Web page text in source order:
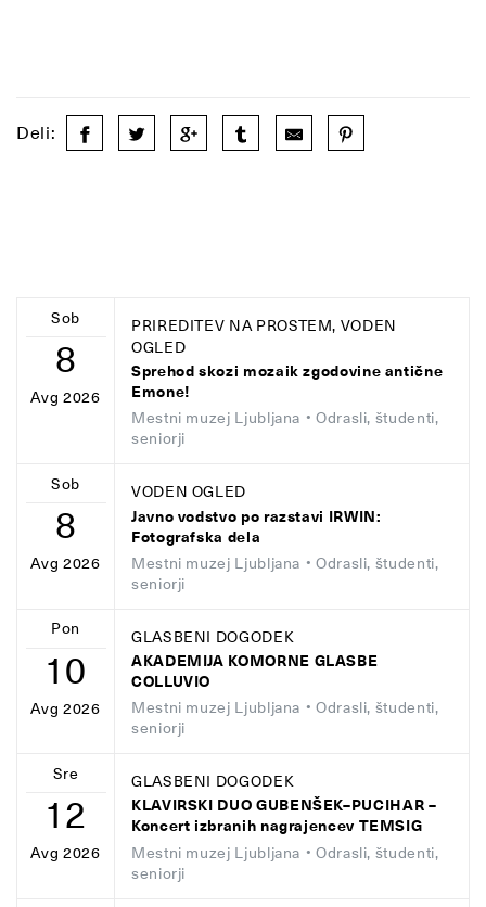
Deli:
Sob
8
Avg 2026
PRIREDITEV NA PROSTEM, VODEN
OGLED
Sprehod skozi mozaik zgodovine antične
Emone!
Mestni muzej Ljubljana • Odrasli, študenti,
seniorji
Sob
8
Avg 2026
VODEN OGLED
Javno vodstvo po razstavi IRWIN:
Fotografska dela
Mestni muzej Ljubljana • Odrasli, študenti,
seniorji
Pon
10
Avg 2026
GLASBENI DOGODEK
AKADEMIJA KOMORNE GLASBE
COLLUVIO
Mestni muzej Ljubljana • Odrasli, študenti,
seniorji
Sre
12
Avg 2026
GLASBENI DOGODEK
KLAVIRSKI DUO GUBENŠEK–PUCIHAR –
Koncert izbranih nagrajencev TEMSIG
Mestni muzej Ljubljana • Odrasli, študenti,
seniorji